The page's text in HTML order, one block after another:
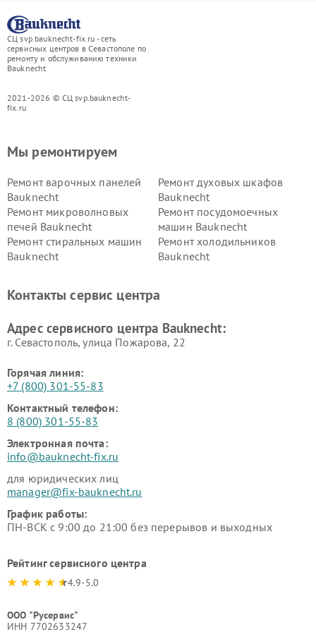
СЦ svp.bauknecht-fix.ru - сеть
сервисных центров в Севастополе по
ремонту и обслуживанию техники
Bauknecht
2021-2026 © СЦ svp.bauknecht-
fix.ru
Мы ремонтируем
Ремонт варочных панелей
Bauknecht
Ремонт духовых шкафов
Bauknecht
Ремонт микроволновых
печей Bauknecht
Ремонт посудомоечных
машин Bauknecht
Ремонт стиральных машин
Bauknecht
Ремонт холодильников
Bauknecht
Контакты сервис центра
Адрес сервисного центра Bauknecht:
г. Севастополь, улица Пожарова, 22
Горячая линия:
+7 (800) 301-55-83
Контактный телефон:
8 (800) 301-55-83
Электронная почта:
info@bauknecht-fix.ru
для юридических лиц
manager@fix-bauknecht.ru
График работы:
ПН-ВСК с 9:00 до 21:00 без перерывов и выходных
Рейтинг сервисного центра
4.9-5.0
ООО "Русервис"
ИНН 7702633247